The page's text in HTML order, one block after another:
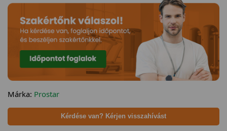
Márka: Prostar
Kérdése van? Kérjen visszahívást